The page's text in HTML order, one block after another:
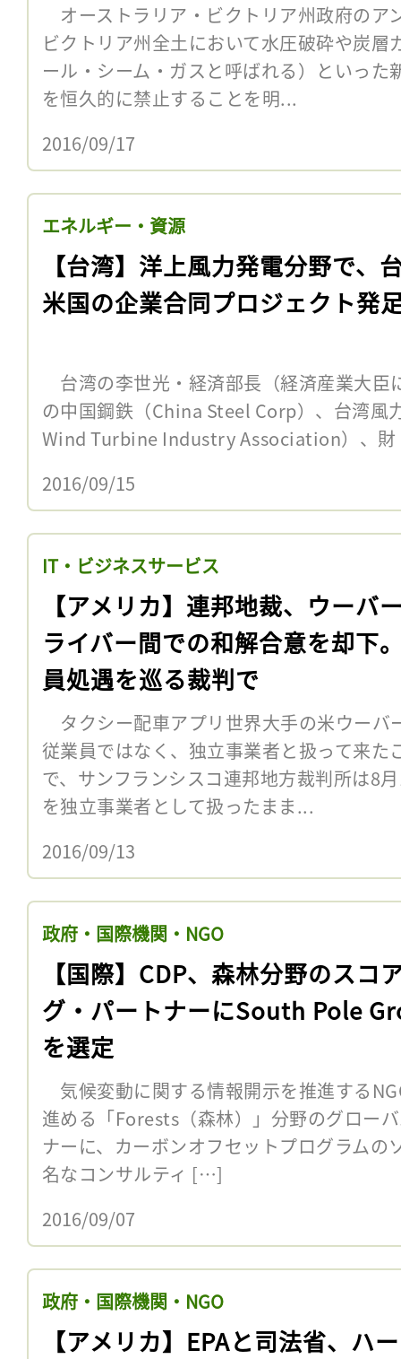
オーストラリア・ビクトリア州政府のア
ビクトリア州全土において水圧破砕や炭層
ール・シーム・ガスと呼ばれる）といった
を恒久的に禁止することを明...
2016/09/17
エネルギー・資源
【台湾】洋上風力発電分野で、
米国の企業合同プロジェクト発
台湾の李世光・経済部長（経済産業大臣
の中国鋼鉄（China Steel Corp）、台湾風
Wind Turbine Industry Association）、
2016/09/15
IT・ビジネスサービス
【アメリカ】連邦地裁、ウーバ
ライバー間での和解合意を却下
員処遇を巡る裁判で
タクシー配車アプリ世界大手の米ウーバ
従業員ではなく、独立事業者と扱って来た
で、サンフランシスコ連邦地方裁判所は8
を独立事業者として扱ったまま...
2016/09/13
政府・国際機関・NGO
【国際】CDP、森林分野のスコ
グ・パートナーにSouth Pole
を選定
気候変動に関する情報開示を推進する
進める「Forests（森林）」分野のグロー
ナーに、カーボンオフセットプログラムの
名なコンサルティ […]
2016/09/07
政府・国際機関・NGO
【アメリカ】EPAと司法省、ハ